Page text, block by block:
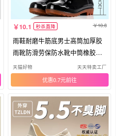
10.1 秒杀直降 10.8
雨鞋耐磨牛筋底男士高筒加厚胶
雨靴防滑劳保防水靴中筒橡胶新
款
天猫好物 天天特卖工厂
优惠0.7元